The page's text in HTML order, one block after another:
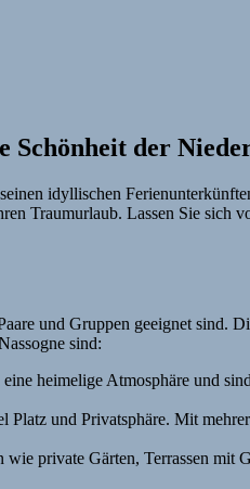
Schönheit der
idyllischen
Traumurlaub. Lassen Sie
und Gruppen geeignet sind.
sind:
heimelige Atmosphäre und
und Privatsphäre. Mit
private Gärten, Terrassen